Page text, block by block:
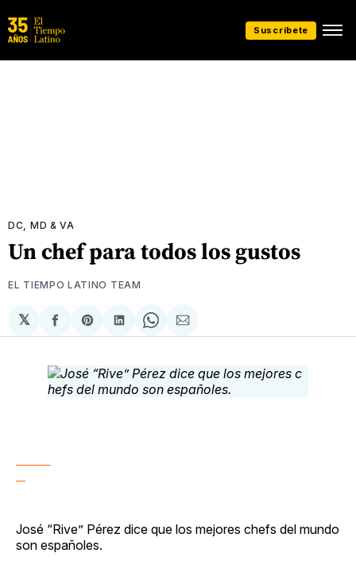
Suscríbete
DC, MD & VA
Un chef para todos los gustos
EL TIEMPO LATINO TEAM
𝕏
Compartir
en
Share
on
Compartir
en
Share
on
Compartir
via
José “Rive” Pérez dice que los mejores chefs del mundo
son españoles.